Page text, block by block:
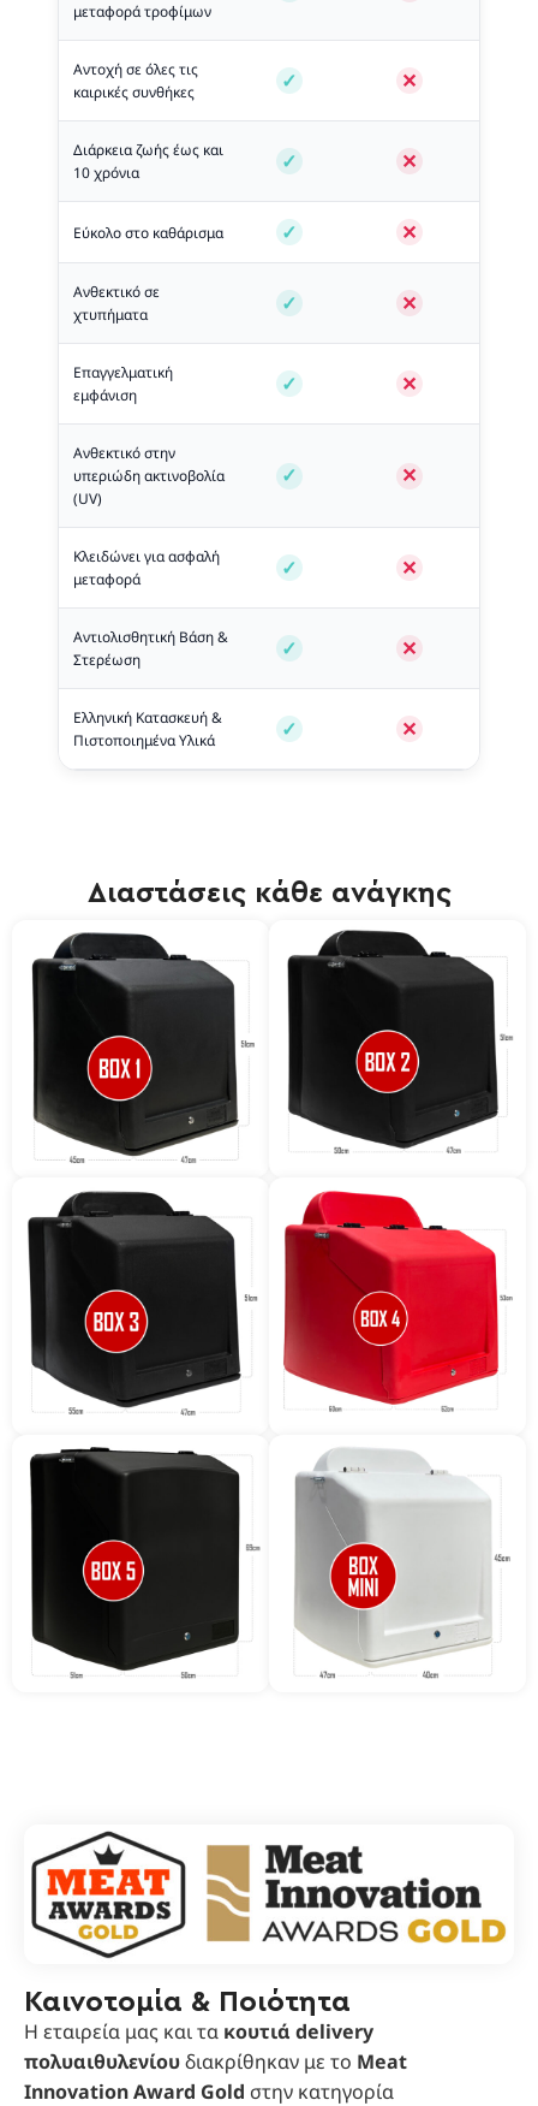
μεταφορά τροφίμων
Αντοχή σε όλες τις
καιρικές συνθήκες
Διάρκεια ζωής έως και
10 χρόνια
Εύκολο στο καθάρισμα
Ανθεκτικό σε
χτυπήματα
Επαγγελματική
εμφάνιση
Ανθεκτικό στην
υπεριώδη ακτινοβολία
(UV)
Κλειδώνει για ασφαλή
μεταφορά
Αντιολισθητική Βάση &
Στερέωση
Ελληνική Κατασκευή &
Πιστοποιημένα Υλικά
Διαστάσεις κάθε ανάγκης
Καινοτομία & Ποιότητα
Η εταιρεία μας και τα κουτιά delivery
πολυαιθυλενίουδιακρίθηκαν με το Meat
Innovation Award Gold στην κατηγορία